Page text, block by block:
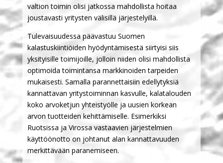
valtion toimin olisi jatkossa mahdollista hoitaa
joustavasti yritysten välisillä järjestelyillä.
Tulevaisuudessa päävastuu Suomen
kalastuskiintiöiden hyödyntämisestä siirtyisi siis
yksityisille toimijoille, jolloin niiden olisi mahdollista
optimoida toimintansa markkinoiden tarpeiden
mukaisesti. Samalla parannettaisiin edellytyksiä
kannattavan yritystoiminnan kasvulle, kalatalouden
koko arvoketjun yhteistyölle ja uusien korkean
arvon tuotteiden kehittämiselle. Esimerkiksi
Ruotsissa ja Virossa vastaavien järjestelmien
käyttöönotto on johtanut alan kannattavuuden
merkittävään paranemiseen.